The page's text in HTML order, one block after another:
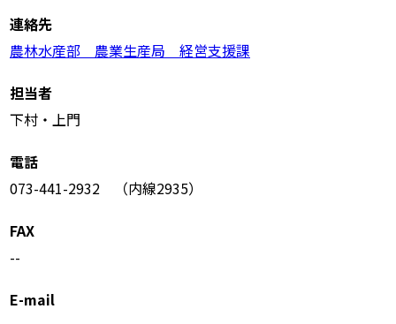
連絡先
農林水産部 農業生産局 経営支援課
担当者
下村・上門
電話
073-441-2932 （内線2935）
FAX
--
E-mail